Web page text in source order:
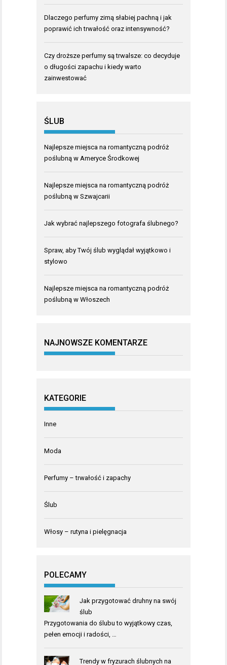
Dlaczego perfumy zimą słabiej pachną i jak
poprawić ich trwałość oraz intensywność?
Czy droższe perfumy są trwalsze: co decyduje
o długości zapachu i kiedy warto
zainwestować
ŚLUB
Najlepsze miejsca na romantyczną podróż
poślubną w Ameryce Środkowej
Najlepsze miejsca na romantyczną podróż
poślubną w Szwajcarii
Jak wybrać najlepszego fotografa ślubnego?
Spraw, aby Twój ślub wyglądał wyjątkowo i
stylowo
Najlepsze miejsca na romantyczną podróż
poślubną w Włoszech
NAJNOWSZE KOMENTARZE
KATEGORIE
Inne
Moda
Perfumy – trwałość i zapachy
Ślub
Włosy – rutyna i pielęgnacja
POLECAMY
Jak przygotować druhny na swój
ślub
Przygotowania do ślubu to wyjątkowy czas,
pełen emocji i radości, …
Trendy w fryzurach ślubnych na